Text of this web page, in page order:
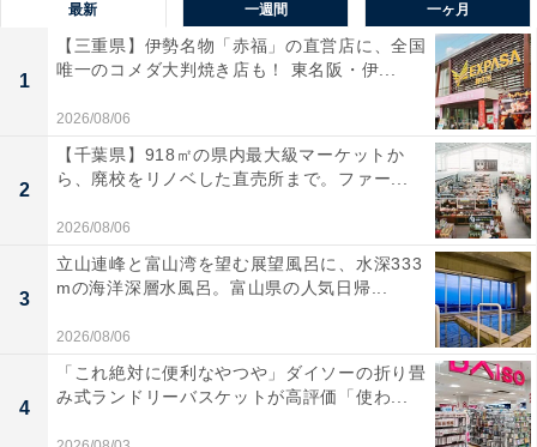
最新 一週間 一ヶ月
1
【三重県】伊勢名物「赤福」の直営店に、全国
唯一のコメダ大判焼き店も！ 東名阪・伊...
2026/08/06
2
【千葉県】918㎡の県内最大級マーケットか
ら、廃校をリノベした直売所まで。ファー...
2026/08/06
3
立山連峰と富山湾を望む展望風呂に、水深333
mの海洋深層水風呂。富山県の人気日帰...
2026/08/06
4
「これ絶対に便利なやつや」ダイソーの折り畳
み式ランドリーバスケットが高評価「使わ...